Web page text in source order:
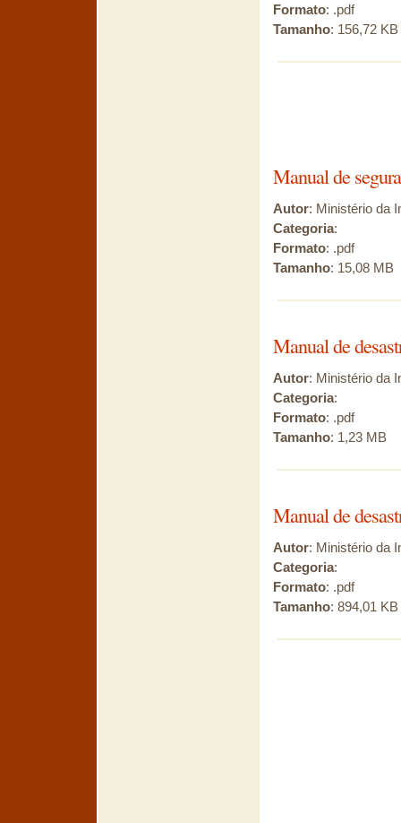
Formato: .pdf
Tamanho: 156,72 KB
Manual de
Autor: Ministério da
Categoria:
Formato: .pdf
Tamanho: 15,08 MB
Manual de
Autor: Ministério da
Categoria:
Formato: .pdf
Tamanho: 1,23 MB
Manual de
Autor: Ministério da
Categoria:
Formato: .pdf
Tamanho: 894,01 KB